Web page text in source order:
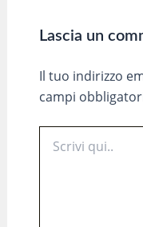
Lascia un
Il tuo indirizzo
campi
qui..